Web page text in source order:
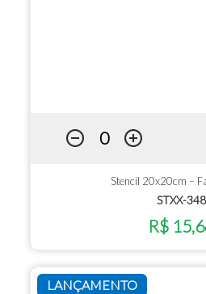
Stencil 20x20cm –
STXX-348
R$
LANÇAMENTO